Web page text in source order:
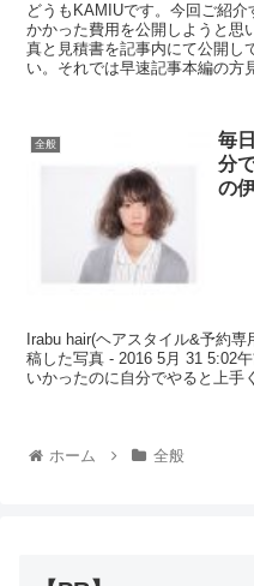
どうもKAMIUです。今回ご紹
かかった費用を公開しようと思
真と見積書を記事内にて公開し
い。それでは早速記事本編の方
全般
毎
分
の
Irabu hair(ヘアスタイル&予約
稿した写真 - 2016 5月 31 5:02
いかったのに自分でやると上手
ホーム 全般